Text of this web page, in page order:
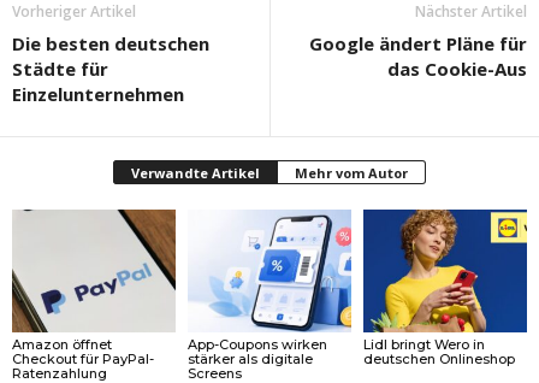
Vorheriger Artikel
Die besten deutschen
Städte für
Einzelunternehmen
Nächster Artikel
Google ändert Pläne für
das Cookie-Aus
Verwandte Artikel Mehr vom Autor
Amazon öffnet
Checkout für PayPal-
Ratenzahlung
App-Coupons wirken
stärker als digitale
Screens
Lidl bringt Wero in
deutschen Onlineshop